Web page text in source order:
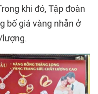
khi đó, Tập đoàn
bố giá vàng nhẫn ở
lượng.